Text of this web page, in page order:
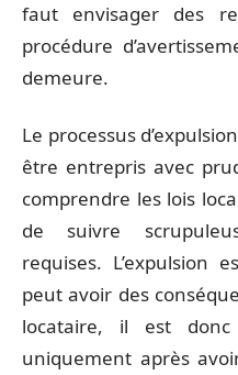
faut envisager des
procédure
demeure.
Le processus
être entrepris avec
comprendre les lois
de suivre
requises. L’expulsion
peut avoir des
locataire, il est donc
uniquement après